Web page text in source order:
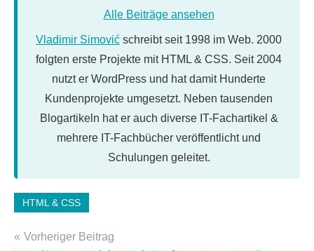
Alle Beiträge ansehen
Vladimir Simović schreibt seit 1998 im Web. 2000
folgten erste Projekte mit HTML & CSS. Seit 2004
nutzt er WordPress und hat damit Hunderte
Kundenprojekte umgesetzt. Neben tausenden
Blogartikeln hat er auch diverse IT-Fachartikel &
mehrere IT-Fachbücher veröffentlicht und
Schulungen geleitet.
Schlagwörter:
mail,
HTML & CSS
Beitragsnavigation
Vorheriger Beitrag